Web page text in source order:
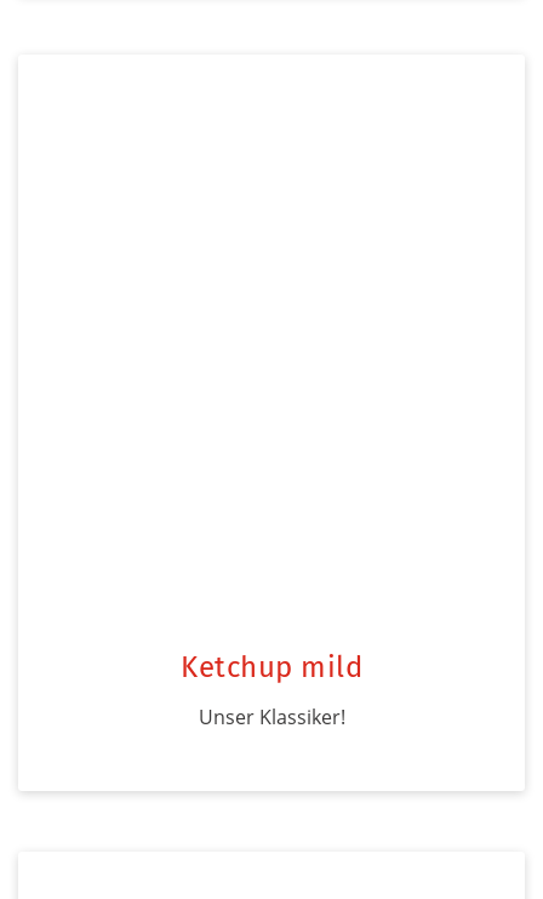
Ketchup mild
Unser Klassiker!